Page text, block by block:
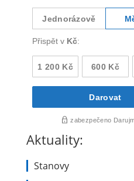
Aktuality:
Stanovy